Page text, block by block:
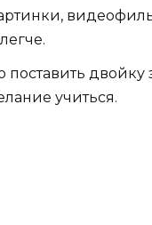
двойку
учиться.